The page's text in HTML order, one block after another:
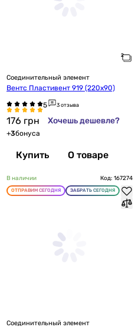
Соединительный элемент
Вентс Пластивент 919 (220х90)
3 отзыва
176 грн Хочешь дешевле?
+3бонуса
Купить О товаре
В наличии Код: 167274
ОТПРАВИМ СЕГОДНЯ ЗАБРАТЬ СЕГОДНЯ
Соединительный элемент